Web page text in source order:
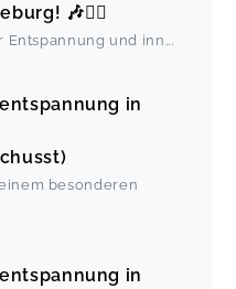
🎶🧘‍♀️
Entspannung und inn ...
in
besonderen
in